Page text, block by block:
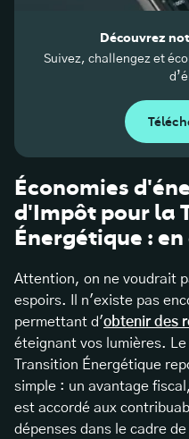
Découvrez
Suivez, challengez et
Économies
d'Impôt pour la
Énergétique :
Attention, on ne voudrait
espoirs. Il n'existe pas
permettant d'obtenir des
éteignant vos lumières.
Transition Énergétique
simple : un avantage
est accordé aux
dépenses dans le cadre